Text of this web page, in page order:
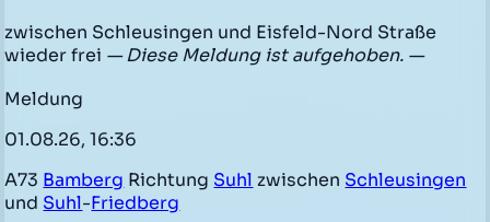
zwischen Schleusingen und Eisfeld-Nord Straße
wieder frei — Diese Meldung ist aufgehoben. —
Meldung
01.08.26, 16:36
A73 Bamberg Richtung Suhl zwischen Schleusingen
und Suhl-Friedberg